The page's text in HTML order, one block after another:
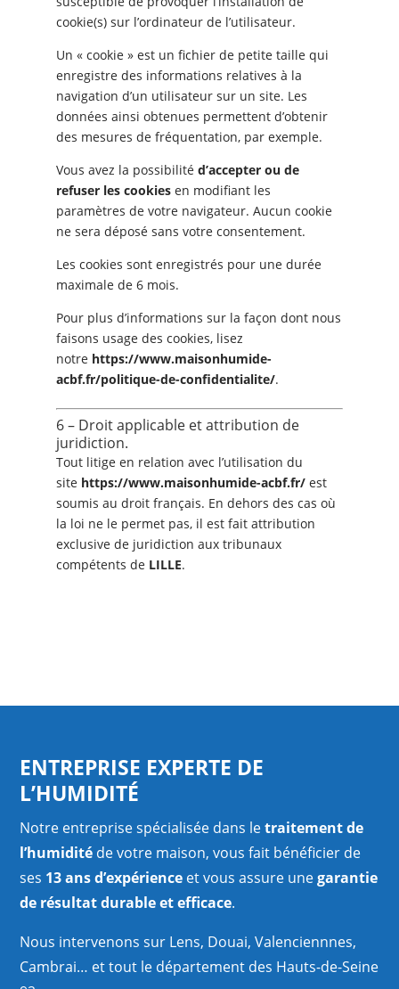
cookie(s) sur l’ordinateur de l’utilisateur.
Un « cookie » est un fichier de petite taille qui
enregistre des informations relatives à la
navigation d’un utilisateur sur un site. Les
données ainsi obtenues permettent d’obtenir
des mesures de fréquentation, par exemple.
Vous avez la possibilité d’accepter ou de
refuser les cookies en modifiant les
paramètres de votre navigateur. Aucun cookie
ne sera déposé sans votre consentement.
Les cookies sont enregistrés pour une durée
maximale de 6 mois.
Pour plus d’informations sur la façon dont nous
faisons usage des cookies, lisez
notre https://www.maisonhumide-
acbf.fr/politique-de-confidentialite/.
6 – Droit applicable et attribution de
juridiction.
Tout litige en relation avec l’utilisation du
site https://www.maisonhumide-acbf.fr/ est
soumis au droit français. En dehors des cas où
la loi ne le permet pas, il est fait attribution
exclusive de juridiction aux tribunaux
compétents de LILLE.
ENTREPRISE EXPERTE DE
L’HUMIDITÉ
Notre entreprise spécialisée dans letraitement de
l’humidité de votre maison, vous fait bénéficier de
ses 13 ans d’expérience et vous assure unegarantie
de résultat durable et efficace.
Nous intervenons sur Lens, Douai, Valenciennnes,
Cambrai… et tout le département des Hauts-de-Seine